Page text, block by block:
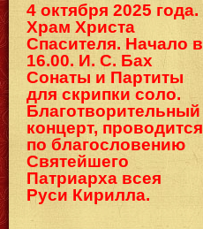
4 октября 2025 года.
Храм Христа
Спасителя. Начало в
16.00. И. С. Бах
Сонаты и Партиты
для скрипки соло.
Благотворительный
концерт, проводится
по благословению
Святейшего
Патриарха всея
Руси Кирилла.